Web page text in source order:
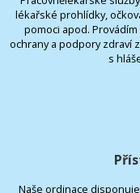
lékařské prohlídky,
pomoci apod.
ochrany a podpory zdraví
s
Naše ordinace